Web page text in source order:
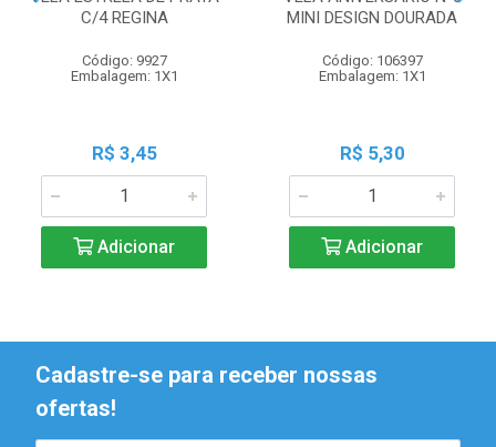
C/4 REGINA
Código: 9927
Embalagem: 1X1
R$ 3,45
Adicionar
MINI DESIGN DOURADA
Código: 106397
Embalagem: 1X1
R$ 5,30
Adicionar
Cadastre-se para receber nossas
ofertas!